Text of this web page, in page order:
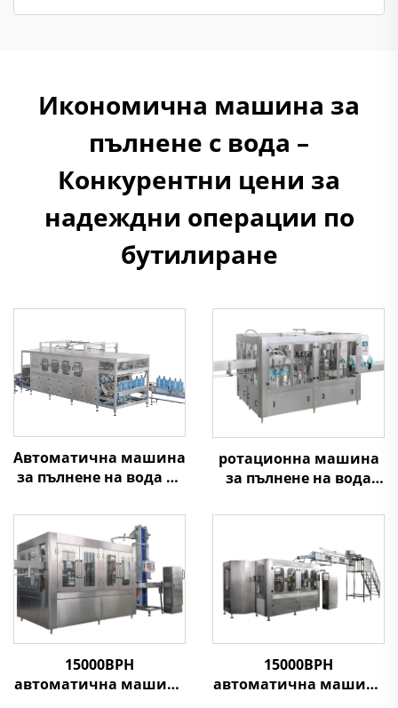
Икономична машина за
пълнене с вода –
Конкурентни цени за
надеждни операции по
бутилиране
Автоматична машина
за пълнене на вода за
ротационна машина
за пълнене на вода
15000BPH
автоматична машина
15000BPH
автоматична машина